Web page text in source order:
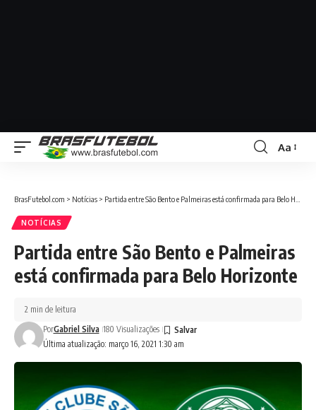
Aa
BrasFutebol.com > Notícias > Partida entre São Bento e Palmeiras está confirmada para Belo Horizonte
NOTÍCIAS
Partida entre São Bento e Palmeiras
está confirmada para Belo Horizonte
Última atualização: março 16, 2021 1:30 am
PorGabriel Silva 180 Visualizações
2 min de leitura